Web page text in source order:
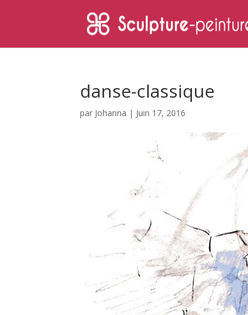
danse-classique
par Johanna | Juin 17, 2016